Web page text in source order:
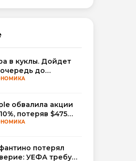
в куклы. Дойдет
до
обвалила акции
потеряв $475
капитализации
потерял
УЕФА требует